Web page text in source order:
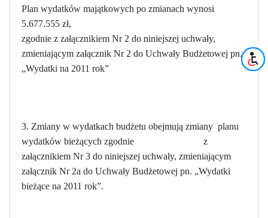
Plan wydatków majątkowych po zmianach wynosi
5.677.555 zł,
zgodnie z załącznikiem Nr 2 do niniejszej uchwały,
zmieniającym załącznik Nr 2 do Uchwały Budżetowej pn.
„Wydatki na 2011 rok”
3. Zmiany w wydatkach budżetu obejmują zmiany planu
wydatków bieżących zgodnie z
załącznikiem Nr 3 do niniejszej uchwały, zmieniającym
załącznik Nr 2a do Uchwały Budżetowej pn. „Wydatki
bieżące na 2011 rok”.